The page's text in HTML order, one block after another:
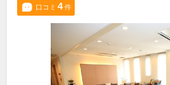
口コミ 4件